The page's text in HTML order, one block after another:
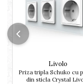
Livolo
Priza tripla Schuko cu
din sticla Crystal